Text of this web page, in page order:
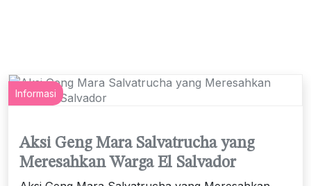
Informasi
Aksi Geng Mara Salvatrucha yang
Meresahkan Warga El Salvador